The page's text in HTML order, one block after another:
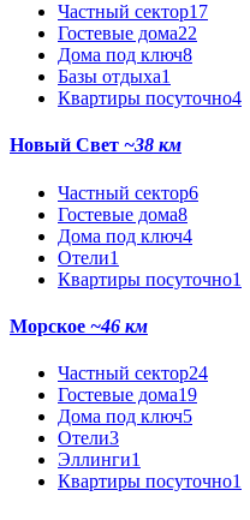
Частный сектор17
Гостевые дома22
Дома под ключ8
Базы отдыха1
Квартиры посуточно4
Новый Свет ~38 км
Частный сектор6
Гостевые дома8
Дома под ключ4
Отели1
Квартиры посуточно1
Морское ~46 км
Частный сектор24
Гостевые дома19
Дома под ключ5
Отели3
Эллинги1
Квартиры посуточно1